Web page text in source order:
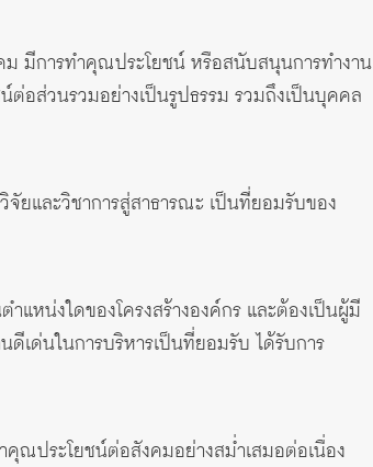
มีการทำคุณประโยชน์ หรือสนับสนุนการทำงาน
อส่วนรวมอย่างเป็นรูปธรรม รวมถึงเป็นบุคคล
ยและวิชาการสู่สาธารณะ เป็นที่ยอมรับของ
แหน่งใดของโครงสร้างองค์กร และต้องเป็นผู้มี
ดีเด่นในการบริหารเป็นที่ยอมรับ ได้รับการ
ณประโยชน์ต่อสังคมอย่างสม่ำเสมอต่อเนื่อง